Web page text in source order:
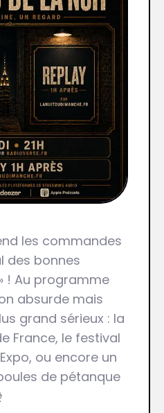
les commandes
des bonnes
! Au programme
absurde mais
grand sérieux : la
France, le festival
ou encore un
de pétanque